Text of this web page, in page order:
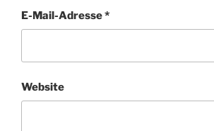
E-Mail-Adresse*
Website